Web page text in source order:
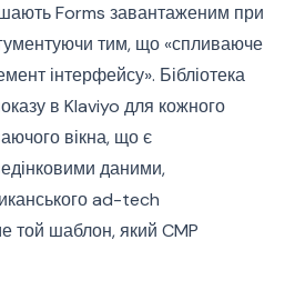
Forms завантаженим при
тим, що «спливаюче
інтерфейсу». Бібліотека
в Klaviyo для кожного
вікна, що є
даними,
ad-tech
той шаблон, який CMP